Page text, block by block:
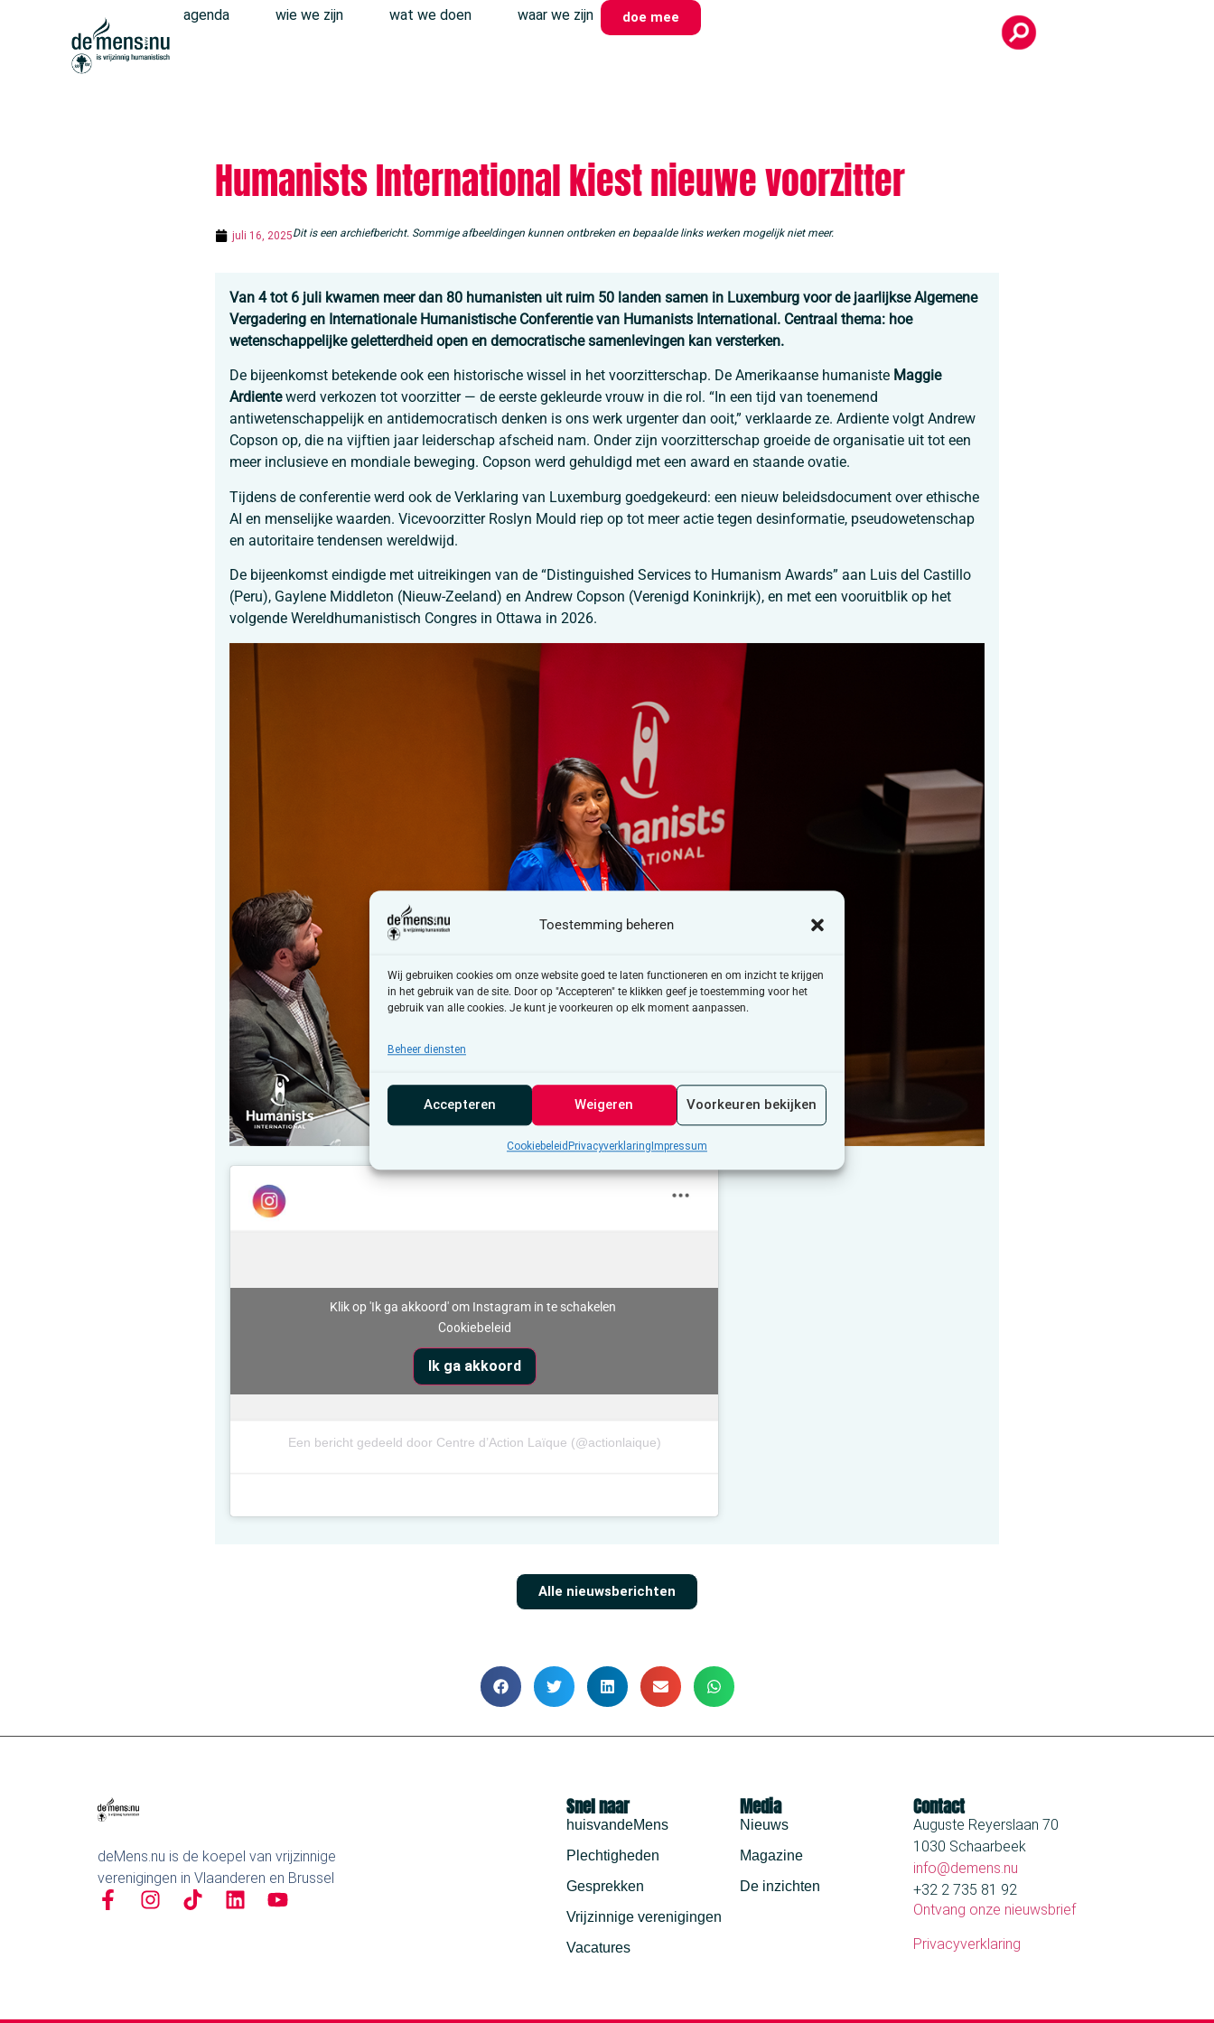
Toestemming beheren
Wij gebruiken cookies om onze website goed te laten functioneren en om inzicht te krijgen
in het gebruik van de site. Door op "Accepteren" te klikken geef je toestemming voor het
gebruik van alle cookies. Je kunt je voorkeuren op elk moment aanpassen.
Beheer diensten
Accepteren Weigeren Voorkeuren bekijken
Cookiebeleid Privacyverklaring Impressum
agenda wie we zijn wat we doen waar we zijn doe mee
Humanists International kiest nieuwe voorzitter
juli 16, 2025Dit is een archiefbericht. Sommige afbeeldingen kunnen ontbreken en bepaalde links werken mogelijk niet meer.
Van 4 tot 6 juli kwamen meer dan 80 humanisten uit ruim 50 landen samen in Luxemburg voor de jaarlijkse Algemene
Vergadering en Internationale Humanistische Conferentie van Humanists International. Centraal thema: hoe
wetenschappelijke geletterdheid open en democratische samenlevingen kan versterken.
De bijeenkomst betekende ook een historische wissel in het voorzitterschap. De Amerikaanse humaniste Maggie
Ardientewerd verkozen tot voorzitter — de eerste gekleurde vrouw in die rol. “In een tijd van toenemend
antiwetenschappelijk en antidemocratisch denken is ons werk urgenter dan ooit,” verklaarde ze. Ardiente volgt Andrew
Copson op, die na vijftien jaar leiderschap afscheid nam. Onder zijn voorzitterschap groeide de organisatie uit tot een
meer inclusieve en mondiale beweging. Copson werd gehuldigd met een award en staande ovatie.
Tijdens de conferentie werd ook de Verklaring van Luxemburg goedgekeurd: een nieuw beleidsdocument over ethische
AI en menselijke waarden. Vicevoorzitter Roslyn Mould riep op tot meer actie tegen desinformatie, pseudowetenschap
en autoritaire tendensen wereldwijd.
De bijeenkomst eindigde met uitreikingen van de “Distinguished Services to Humanism Awards” aan Luis del Castillo
(Peru), Gaylene Middleton (Nieuw-Zeeland) en Andrew Copson (Verenigd Koninkrijk), en met een vooruitblik op het
volgende Wereldhumanistisch Congres in Ottawa in 2026.
Een bericht gedeeld door Centre d’Action Laïque (@actionlaique)
Klik op 'Ik ga akkoord' om Instagram in te schakelen
Cookiebeleid
Ik ga akkoord
Alle nieuwsberichten
deMens.nu is de koepel van vrijzinnige
verenigingen in Vlaanderen en Brussel
Snel naar
huisvandeMens
Plechtigheden
Gesprekken
Vrijzinnige verenigingen
Vacatures
Media
Nieuws
Magazine
De inzichten
Contact
Auguste Reyerslaan 70
1030 Schaarbeek
info@demens.nu
+32 2 735 81 92
Ontvang onze nieuwsbrief
Privacyverklaring